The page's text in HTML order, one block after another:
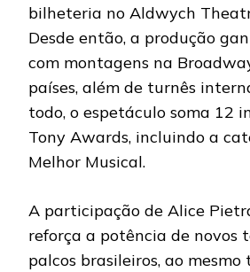
bilheteria no Aldwych
Desde então, a produção
com montagens na
países, além de turnês
todo, o espetáculo soma 12
Tony Awards, incluindo a
Melhor Musical.
A participação de Alice
reforça a potência de novos
palcos brasileiros, ao mesmo